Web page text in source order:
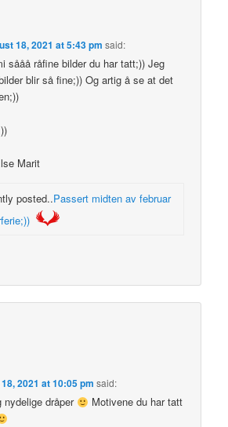
18, 2021 at 5:43 pm said:
sååå råfine bilder du har tatt;)) Jeg
blir så fine;)) Og artig å se at det
Marit
posted..Passert midten av februar
2021 at 10:05 pm said:
nydelige dråper
Motivene du har tatt